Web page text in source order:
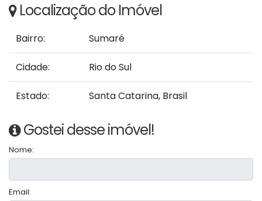
Localização do Imóvel
Bairro: Sumaré
Cidade: Rio do Sul
Estado: Santa Catarina, Brasil
Gostei desse imóvel!
Nome:
Email: